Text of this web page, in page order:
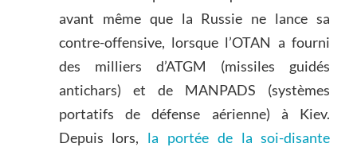
avant même que la Russie ne lance sa
contre-offensive, lorsque l’OTAN a fourni
des milliers d’ATGM (missiles guidés
antichars) et de MANPADS (systèmes
portatifs de défense aérienne) à Kiev.
Depuis lors, la portée de la soi-disante